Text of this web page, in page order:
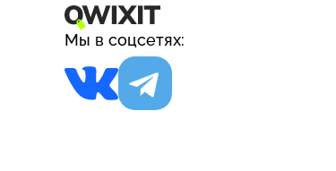
Мы в соцсетях: